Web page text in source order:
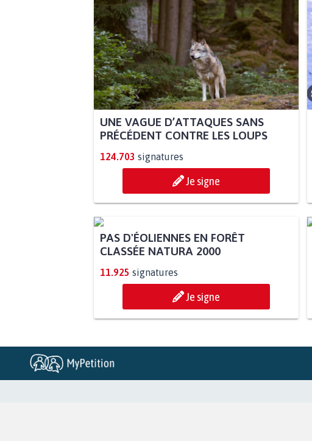
UNE VAGUE D’ATTAQUES SANS
PRÉCÉDENT CONTRE LES LOUPS
124.703 signatures
Je signe
PAS D'ÉOLIENNES EN FORÊT
CLASSÉE NATURA 2000